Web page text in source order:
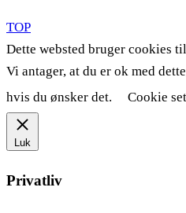
TOP
Dette websted bruger cookies
Vi antager, at du er ok med
hvis du ønsker det.
Cookie
Luk
Privatliv